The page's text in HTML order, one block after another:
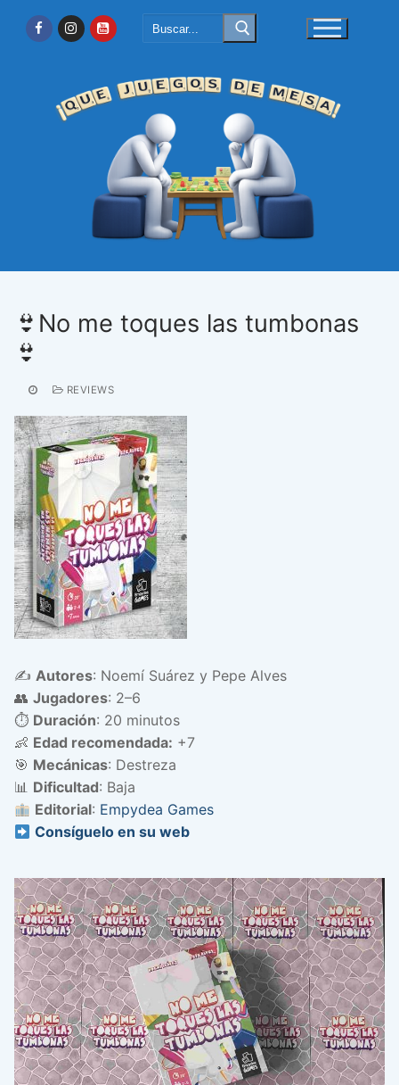
Buscar:
👙No me toques las tumbonas
👙
REVIEWS
✍️ Autores: Noemí Suárez y Pepe Alves
👥 Jugadores: 2–6
⏱️ Duración: 20 minutos
👶 Edad recomendada: +7
🎯 Mecánicas: Destreza
📊 Dificultad: Baja
Editorial: Empydea Games
Consíguelo en su web